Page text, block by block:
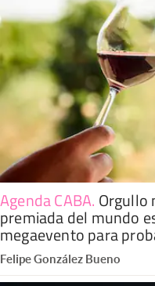
Agenda CABA. Orgullo
premiada del mundo
megaevento para
Felipe González Bueno